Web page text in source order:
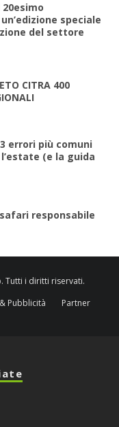
speciale
del settore
CITRA 400
errori più comuni
(e la guida
responsabile
Tutti i diritti riservati.
Pubblicità Partner